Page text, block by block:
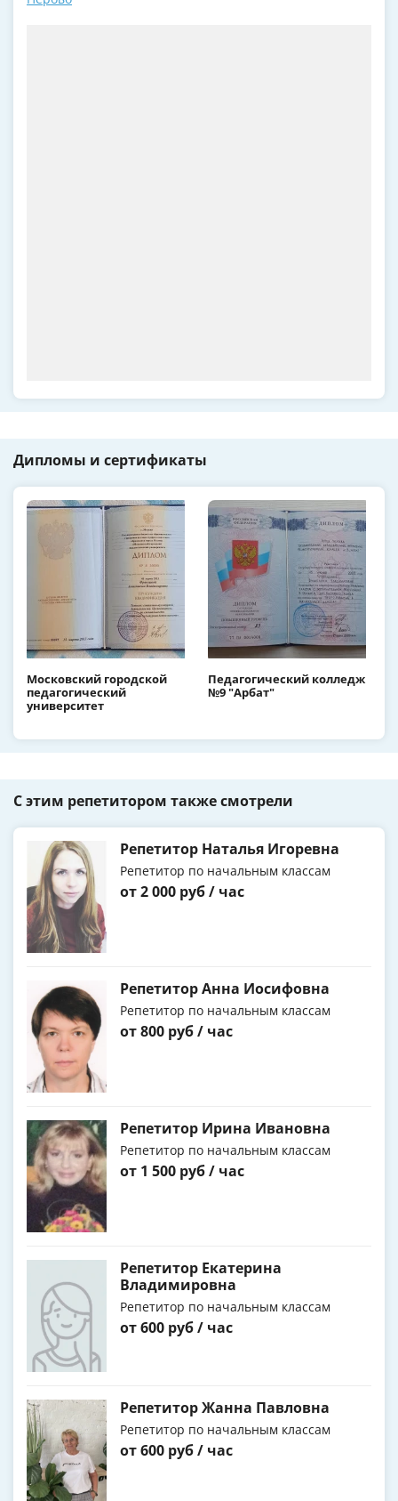
Дипломы и сертификаты
Московский городской
педагогический
университет
Педагогический колледж
№9 "Арбат"
С этим репетитором также смотрели
Репетитор Наталья Игоревна
Репетитор по начальным классам
от 2 000 руб / час
Репетитор Анна Иосифовна
Репетитор по начальным классам
от 800 руб / час
Репетитор Ирина Ивановна
Репетитор по начальным классам
от 1 500 руб / час
Репетитор Екатерина
Владимировна
Репетитор по начальным классам
от 600 руб / час
Репетитор Жанна Павловна
Репетитор по начальным классам
от 600 руб / час